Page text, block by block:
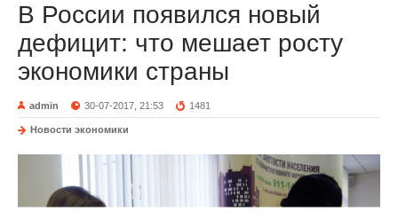
В России появился новый
дефицит: что мешает росту
экономики страны
admin 30-07-2017, 21:53 1481
Новости экономики